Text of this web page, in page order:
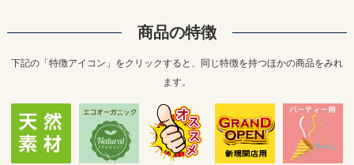
商品の特徴
下記の「特徴アイコン」をクリックすると、同じ特徴を持つほかの商品をみれ
ます。